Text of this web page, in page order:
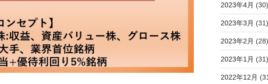
2023年4月 (30)
2023年3月 (31)
2023年2月 (28)
2023年1月 (31)
2022年12月